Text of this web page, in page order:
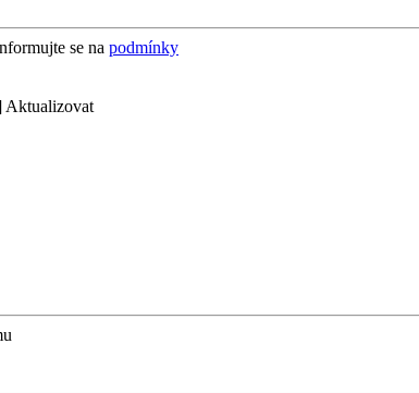
se na podmínky
Aktualizovat